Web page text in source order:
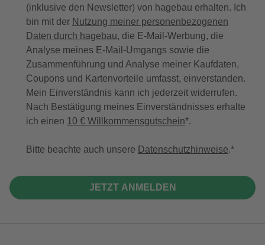
(inklusive den Newsletter) von hagebau erhalten. Ich
bin mit der Nutzung meiner personenbezogenen
Daten durch hagebau, die E-Mail-Werbung, die
Analyse meines E-Mail-Umgangs sowie die
Zusammenführung und Analyse meiner Kaufdaten,
Coupons und Kartenvorteile umfasst, einverstanden.
Mein Einverständnis kann ich jederzeit widerrufen.
Nach Bestätigung meines Einverständnisses erhalte
ich einen 10 € Willkommensgutschein*.
Bitte beachte auch unsere Datenschutzhinweise.
JETZT ANMELDEN